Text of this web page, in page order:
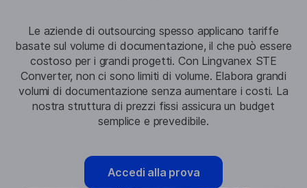
Le aziende di outsourcing spesso applicano tariffe
basate sul volume di documentazione, il che può essere
costoso per i grandi progetti. Con Lingvanex STE
Converter, non ci sono limiti di volume. Elabora grandi
volumi di documentazione senza aumentare i costi. La
nostra struttura di prezzi fissi assicura un budget
semplice e prevedibile.
Accedi alla prova